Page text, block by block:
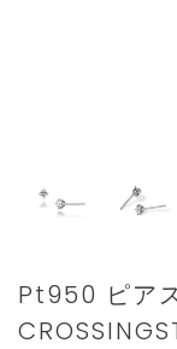
Details
https://www.star-
jewelry.com/
Pt950 ピア